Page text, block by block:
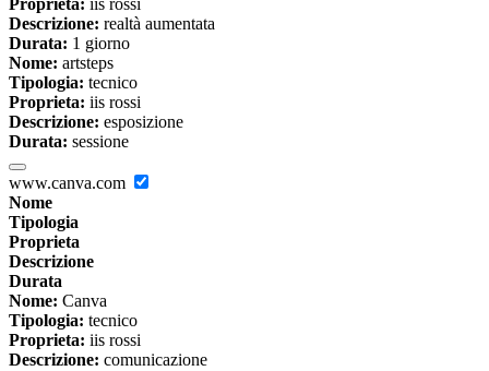
Proprieta: iis rossi
Descrizione: realtà aumentata
Durata: 1 giorno
Nome: artsteps
Tipologia: tecnico
Proprieta: iis rossi
Descrizione: esposizione
Durata: sessione
www.canva.com
Nome
Tipologia
Proprieta
Descrizione
Durata
Nome: Canva
Tipologia: tecnico
Proprieta: iis rossi
Descrizione: comunicazione